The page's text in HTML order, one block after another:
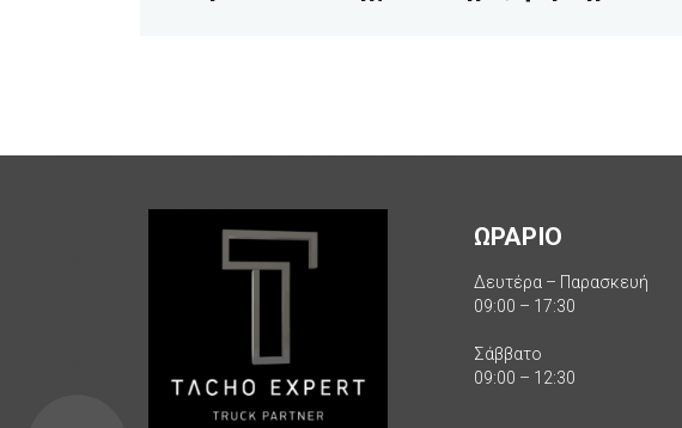
ΩΡΑΡΙΟ
Δευτέρα – Παρασκευή
09:00 – 17:30
Σάββατο
09:00 – 12:30